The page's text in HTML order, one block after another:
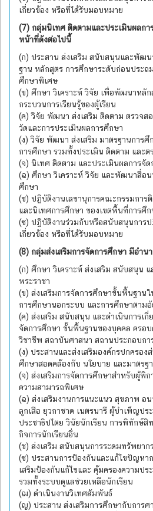
เกี่ยวข้อง หรือที่ได้รับมอบหมาย
(7) กลุ่มนิเทศ ติดตามและประเมินผลก
หน้าที่ดังต่อไปนี้
(ก) ประสาน ส่งเสริม สนับสนุนและพัฒ
ฐาน หลักสูตร การศึกษาระดับก่อนประถ
ศึกษาพิเศษ
(ข) ศึกษา วิเคราะห์ วิจัย เพื่อพัฒนาหลัก
กระบวนการเรียนรู้ของผู้เรียน
(ค) วิจัย พัฒนา ส่งเสริม ติดตาม ตรวจส
วัดและการประเมินผลการศึกษา
(ง) วิจัย พัฒนา ส่งเสริม มาตรฐานการ
การศึกษา รวมทั้งประเมิน ติดตาม และ
(จ) นิเทศ ติดตาม และประเมินผลการจัด
(ฉ) ศึกษา วิเคราะห์ วิจัย และพัฒนาสื่อน
ศึกษา
(ช) ปฏิบัติงานเลขานุการคณะกรรมการ
และนิเทศการศึกษา ของเขตพื้นที่การศึก
(ซ) ปฏิบัติงานร่วมกับหรือสนับสนุนการ
เกี่ยวข้อง หรือที่ได้รับมอบหมาย
(8) กลุ่มส่งเสริมการจัดการศึกษา มีอำน
(ก) ศึกษา วิเคราะห์ ส่งเสริม สนับสนุน แ
พระราชา
(ข) ส่งเสริมการจัดการศึกษาขั้นพื้นฐาน
การศึกษานอกระบบ และการศึกษาตามอั
(ค) ส่งเสริม สนับสนุน และดำเนินการเกี่
จัดการศึกษา ขั้นพื้นฐานของบุคคล ครอ
วิชาชีพ สถาบันศาสนา สถานประกอบก
(ง) ประสานและส่งเสริมองค์กรปกครอง
ศึกษาสอดคล้องกับ นโยบาย และมาตรฐ
(จ) ส่งเสริมการจัดการศึกษาสำหรับผู้พิก
ความสามารถพิเศษ
(ฉ) ส่งเสริมงานการแนะแนว สุขภาพ อ
ลูกเสือ ยุวกาชาด เนตรนารี ผู้บำเพ็ญป
ประชาธิปไตย วินัยนักเรียน การพิทักษ์สิ
กิจการนักเรียนอื่น
(ช) ส่งเสริม สนับสนุนการระดมทรัพยาก
(ซ) ประสานการป้องกันและแก้ไขปัญหา
เสริมป้องกันแก้ไขและ คุ้มครองความป
รวมทั้งระบบดูแลช่วยเหลือนักเรียน
(ฌ) ดำเนินงานวิเทศสัมพันธ์
(ญ) ประสาน ส่งเสริมการศึกษากับการศ